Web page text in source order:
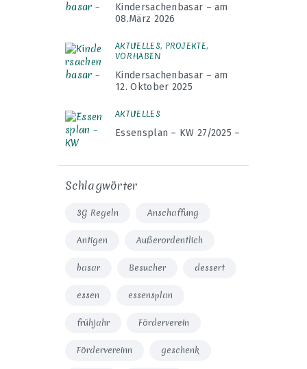
Kindersachenbasar – am
08.März 2026
AKTUELLES, PROJEKTE,
VORHABEN
Kindersachenbasar – am
12. Oktober 2025
AKTUELLES
Essensplan – KW 27/2025 –
Schlagwörter
3G Regeln Anschaffung
Antigen Außerordentlich
basar Besucher dessert
essen essensplan
frühjahr Förderverein
Fördervereinn geschenk